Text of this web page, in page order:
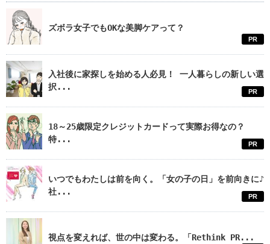
ズボラ女子でもOKな美脚ケアって？
PR
入社後に家探しを始める人必見！ 一人暮らしの新しい選
択...
PR
18～25歳限定クレジットカードって実際お得なの？
特...
PR
いつでもわたしは前を向く。「女の子の日」を前向きに♪
社...
PR
視点を変えれば、世の中は変わる。「Rethink PR...